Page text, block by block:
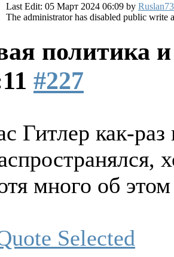
Last Edit: 05 Март 2024 06:09 by Ruslan73
The administrator has disabled public write
политика
#227
Гитлер как-раз
много об